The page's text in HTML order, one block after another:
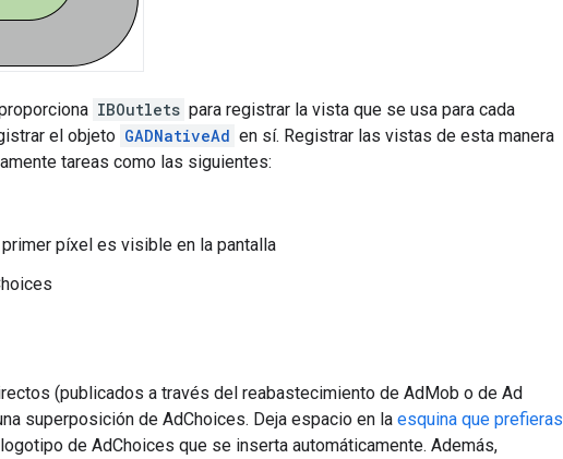
IBOutlets para registrar la vista que se usa para cada
el objeto GADNativeAd en sí. Registrar las vistas de esta manera
tareas como las siguientes:
píxel es visible en la pantalla
(publicados a través del reabastecimiento de AdMob o de Ad
superposición de AdChoices. Deja espacio en la esquina que prefieras
de AdChoices que se inserta automáticamente. Además,